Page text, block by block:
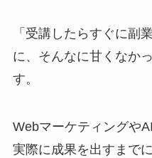
「受講したらすぐに副
に、そんなに甘くなか
す。
Webマーケティングや
実際に成果を出すまで